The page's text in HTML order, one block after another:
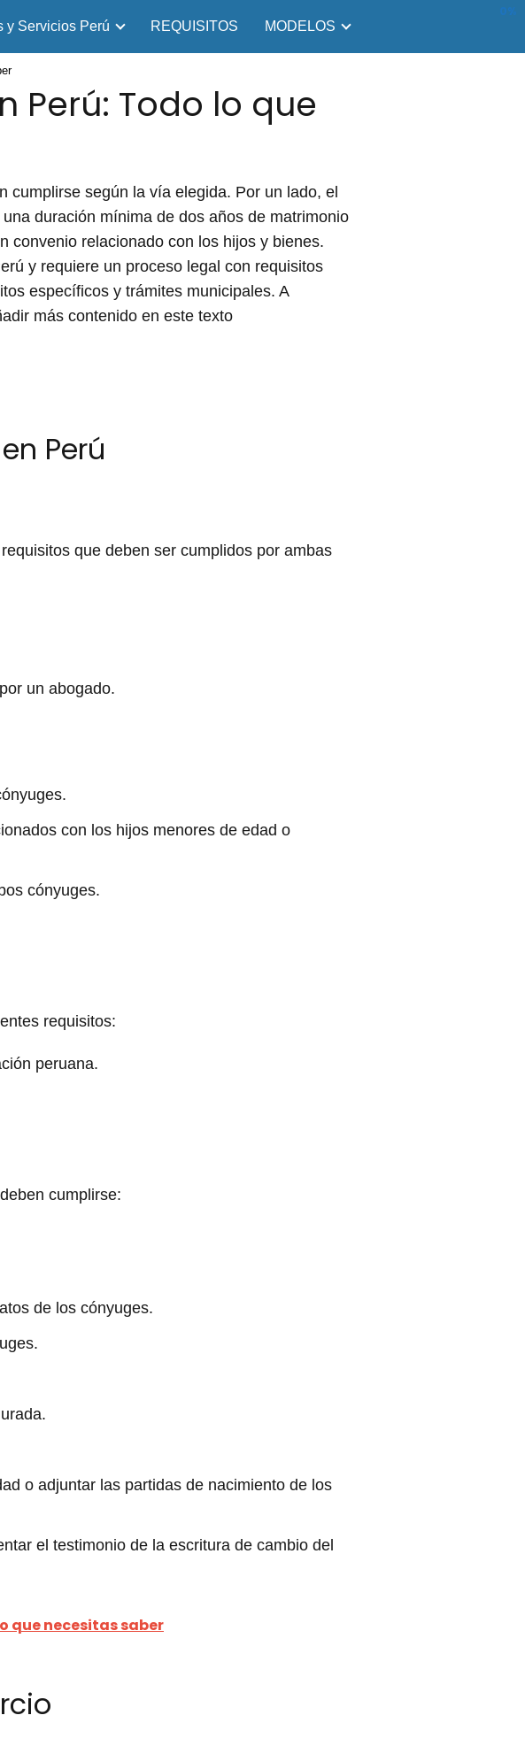
0%
y Servicios Perú REQUISITOS MODELOS
Perú: Todo lo que
cumplirse según la vía elegida. Por un lado, el
duración mínima de dos años de matrimonio
convenio relacionado con los hijos y bienes.
y requiere un proceso legal con requisitos
específicos y trámites municipales. A
más contenido en este texto
Perú
que deben ser cumplidos por ambas
un abogado.
con los hijos menores de edad o
cónyuges.
requisitos:
peruana.
cumplirse:
de los cónyuges.
o adjuntar las partidas de nacimiento de los
el testimonio de la escritura de cambio del
que necesitas saber